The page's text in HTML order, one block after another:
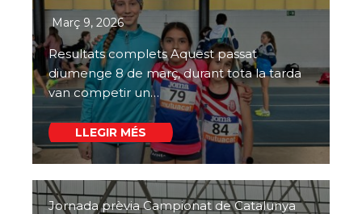
Març 9, 2026
Resultats complets Aquest passat
diumenge 8 de març, durant tota la tarda
van competir un…
LLEGIR MÉS
Jornada prèvia Campionat de Catalunya